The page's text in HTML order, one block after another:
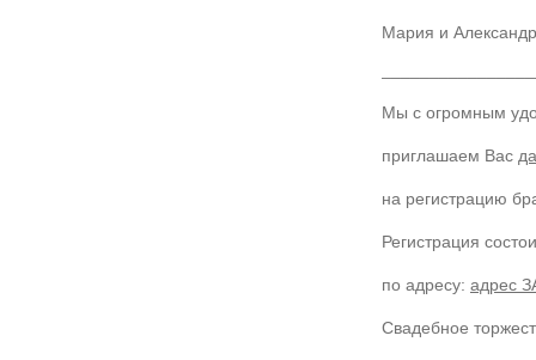
Мария и Александр
Мы с огромным
приглашаем Вас
на регистрацию
Регистрация
по адресу: адрес
Свадебное